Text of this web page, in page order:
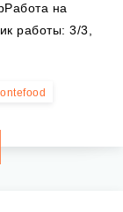
на
работы: 3/3,